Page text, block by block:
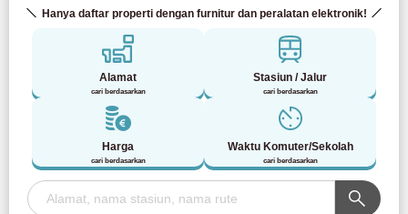
Hanya daftar properti dengan furnitur dan peralatan elektronik!
Alamat
cari berdasarkan
Stasiun / Jalur
cari berdasarkan
Harga
cari berdasarkan
Waktu Komuter/Sekolah
cari berdasarkan